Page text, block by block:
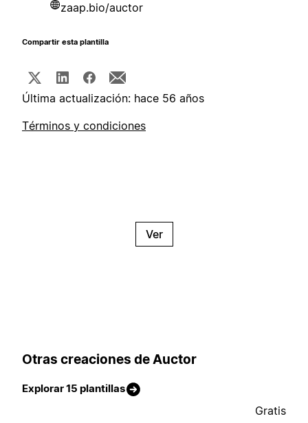
zaap.bio/auctor
Compartir esta plantilla
Última actualización: hace 56 años
Términos y condiciones
Ver
Otras creaciones de Auctor
Explorar 15 plantillas
Gratis